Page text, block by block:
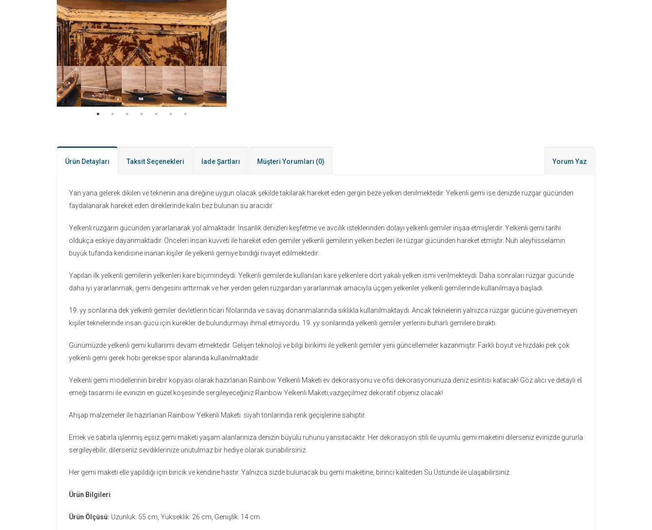
Ürün Detayları Taksit Seçenekleri İade Şartları Müşteri Yorumları (0) Yorum Yaz
Yan yana gelerek dikilen ve teknenin ana direğine uygun olacak şekilde takılarak hareket eden gergin beze yelken denilmektedir. Yelkenli gemi ise denizde rüzgar gücünden
faydalanarak hareket eden direklerinde kalın bez bulunan su aracıdır.
Yelkenli rüzgarın gücünden yararlanarak yol almaktadır. İnsanlık denizleri keşfetme ve avcılık isteklerinden dolayı yelkenli gemiler inşaa etmişlerdir. Yelkenli gemi tarihi
oldukça eskiye dayanmaktadır. Önceleri insan kuvveti ile hareket eden gemiler yelkenli gemilerin yelken bezleri ile rüzgar gücünden hareket etmiştir. Nuh aleyhisselamın
büyük tufanda kendisine inanan kişiler ile yelkenli gemiye bindiği rivayet edilmektedir.
Yapılan ilk yelkenli gemilerin yelkenleri kare biçimindeydi. Yelkenli gemilerde kullanılan kare yelkenlere dört yakalı yelken ismi verilmekteydi. Daha sonraları rüzgar gücünde
daha iyi yararlanmak, gemi dengesini arttırmak ve her yerden gelen rüzgardan yararlanmak amacıyla üçgen yelkenler yelkenli gemilerinde kullanılmaya başladı.
19. yy sonlarına dek yelkenli gemiler devletlerin ticari filolarında ve savaş donanmalarında sıklıkla kullanılmaktaydı. Ancak teknelerin yalnızca rüzgar gücüne güvenemeyen
kişiler teknelerinde insan gücü için kürekler de bulundurmayı ihmal etmiyordu. 19. yy sonlarında yelkenli gemiler yerlerini buharlı gemilere bıraktı.
Günümüzde yelkenli gemi kullanımı devam etmektedir. Gelişen teknoloji ve bilgi birikimi ile yelkenli gemiler yeni güncellemeler kazanmıştır. Farklı boyut ve hızdaki pek çok
yelkenli gemi gerek hobi gerekse spor alanında kullanılmaktadır.
Yelkenli gemi modellerinin birebir kopyası olarak hazırlanan Rainbow Yelkenli Maketi ev dekorasyonu ve ofis dekorasyonunuza deniz esintisi katacak! Göz alıcı ve detaylı el
emeği tasarımı ile evinizin en güzel köşesinde sergileyeceğiniz Rainbow Yelkenli Maketi,vazgeçilmez dekoratif objeniz olacak!
Ahşap malzemeler ile hazırlanan Rainbow Yelkenli Maketi siyah tonlarında renk geçişlerine sahiptir.
Emek ve sabırla işlenmiş eşsiz gemi maketi yaşam alanlarınıza denizin büyülü ruhunu yansıtacaktır. Her dekorasyon stili ile uyumlu gemi maketini dilerseniz evinizde gururla
sergileyebilir, dilerseniz sevdiklerinize unutulmaz bir hediye olarak sunabilirsiniz.
Her gemi maketi elle yapıldığı için biricik ve kendine hastır. Yalnızca sizde bulunacak bu gemi maketine, birinci kaliteden Su Üstünde ile ulaşabilirsiniz.
Ürün Bilgileri
Ürün Ölçüsü: Uzunluk: 55 cm, Yükseklik: 26 cm, Genişlik: 14 cm